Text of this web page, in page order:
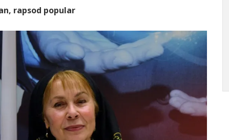
rapsod popular